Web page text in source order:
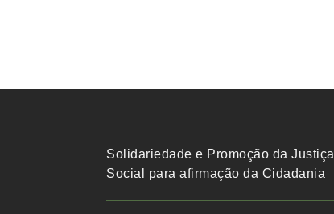
Solidariedade e Promoção da Justiça
Social para afirmação da Cidadania